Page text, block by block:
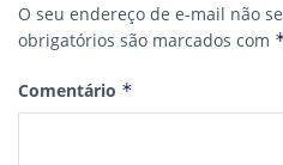
O seu endereço de e-mail não
obrigatórios são marcados com
Comentário *